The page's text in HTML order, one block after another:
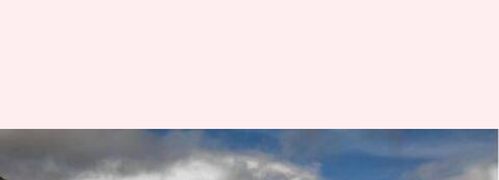
Liburan mempesona ke